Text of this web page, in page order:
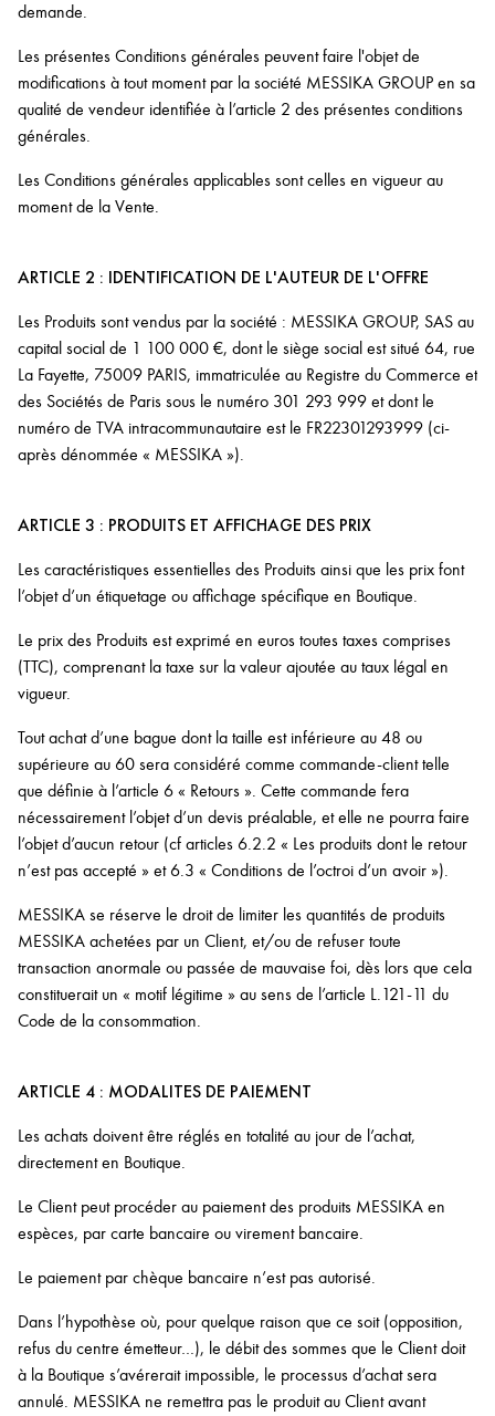
demande.
Les présentes Conditions générales peuvent faire l'objet de
modifications à tout moment par la société MESSIKA GROUP en sa
qualité de vendeur identifiée à l’article 2 des présentes conditions
générales.
Les Conditions générales applicables sont celles en vigueur au
moment de la Vente.
ARTICLE 2 : IDENTIFICATION DE L'AUTEUR DE L'OFFRE
Les Produits sont vendus par la société : MESSIKA GROUP, SAS au
capital social de 1 100 000 €, dont le siège social est situé 64, rue
La Fayette, 75009 PARIS, immatriculée au Registre du Commerce et
des Sociétés de Paris sous le numéro 301 293 999 et dont le
numéro de TVA intracommunautaire est le FR22301293999 (ci-
après dénommée « MESSIKA »).
ARTICLE 3 : PRODUITS ET AFFICHAGE DES PRIX
Les caractéristiques essentielles des Produits ainsi que les prix font
l’objet d’un étiquetage ou affichage spécifique en Boutique.
Le prix des Produits est exprimé en euros toutes taxes comprises
(TTC), comprenant la taxe sur la valeur ajoutée au taux légal en
vigueur.
Tout achat d’une bague dont la taille est inférieure au 48 ou
supérieure au 60 sera considéré comme commande-client telle
que définie à l’article 6 « Retours ». Cette commande fera
nécessairement l’objet d’un devis préalable, et elle ne pourra faire
l’objet d’aucun retour (cf articles 6.2.2 « Les produits dont le retour
n’est pas accepté » et 6.3 « Conditions de l’octroi d’un avoir »).
MESSIKA se réserve le droit de limiter les quantités de produits
MESSIKA achetées par un Client, et/ou de refuser toute
transaction anormale ou passée de mauvaise foi, dès lors que cela
constituerait un « motif légitime » au sens de l’article L.121-11 du
Code de la consommation.
ARTICLE 4 : MODALITES DE PAIEMENT
Les achats doivent être réglés en totalité au jour de l’achat,
directement en Boutique.
Le Client peut procéder au paiement des produits MESSIKA en
espèces, par carte bancaire ou virement bancaire.
Le paiement par chèque bancaire n’est pas autorisé.
Dans l’hypothèse où, pour quelque raison que ce soit (opposition,
refus du centre émetteur…), le débit des sommes que le Client doit
à la Boutique s’avérerait impossible, le processus d’achat sera
annulé. MESSIKA ne remettra pas le produit au Client avant